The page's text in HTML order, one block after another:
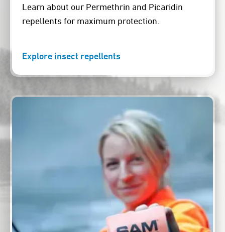
Learn about our Permethrin and Picaridin
repellents for maximum protection.
Explore insect repellents